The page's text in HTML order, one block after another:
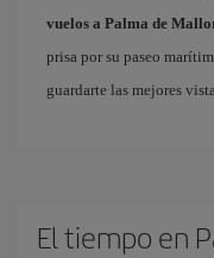
vuelos a Palma de
prisa por su paseo
guardarte las mejores
El tiempo en